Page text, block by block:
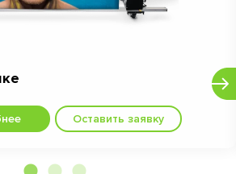
Оставить заявку